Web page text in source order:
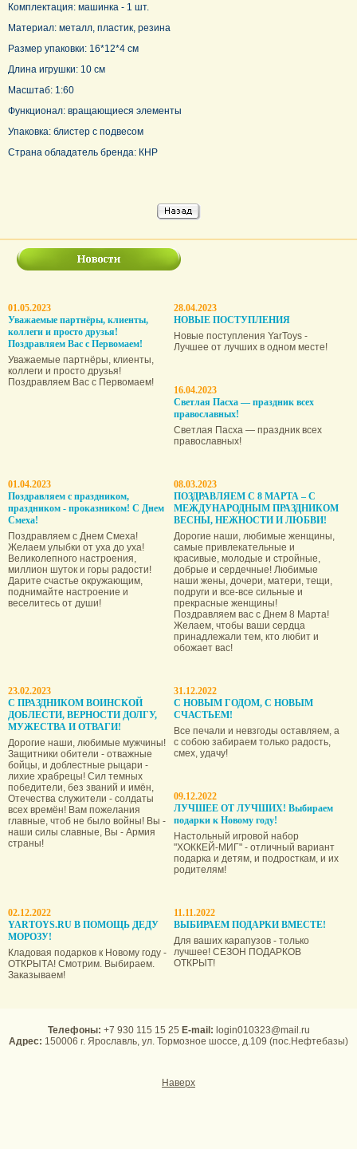
Комплектация: машинка - 1 шт.
Материал: металл, пластик, резина
Размер упаковки: 16*12*4 см
Длина игрушки: 10 см
Масштаб: 1:60
Функционал: вращающиеся элементы
Упаковка: блистер с подвесом
Страна обладатель бренда: КНР
01.05.2023
Уважаемые партнёры, клиенты,
коллеги и просто друзья!
Поздравляем Вас с Первомаем!
Уважаемые партнёры, клиенты,
коллеги и просто друзья!
Поздравляем Вас с Первомаем!
28.04.2023
НОВЫЕ ПОСТУПЛЕНИЯ
Новые поступления YarToys -
Лучшее от лучших в одном месте!
16.04.2023
Светлая Пасха — праздник всех
православных!
Светлая Пасха — праздник всех
православных!
01.04.2023
Поздравляем с праздником,
праздником - проказником! С Днем
Смеха!
Поздравляем с Днем Смеха!
Желаем улыбки от уха до уха!
Великолепного настроения,
миллион шуток и горы радости!
Дарите счастье окружающим,
поднимайте настроение и
веселитесь от души!
08.03.2023
ПОЗДРАВЛЯЕМ С 8 МАРТА – С
МЕЖДУНАРОДНЫМ ПРАЗДНИКОМ
ВЕСНЫ, НЕЖНОСТИ И ЛЮБВИ!
Дорогие наши, любимые женщины,
самые привлекательные и
красивые, молодые и стройные,
добрые и сердечные! Любимые
наши жены, дочери, матери, тещи,
подруги и все-все сильные и
прекрасные женщины!
Поздравляем вас с Днем 8 Марта!
Желаем, чтобы ваши сердца
принадлежали тем, кто любит и
обожает вас!
23.02.2023
С ПРАЗДНИКОМ ВОИНСКОЙ
ДОБЛЕСТИ, ВЕРНОСТИ ДОЛГУ,
МУЖЕСТВА И ОТВАГИ!
Дорогие наши, любимые мужчины!
Защитники обители - отважные
бойцы, и доблестные рыцари -
лихие храбрецы! Сил темных
победители, без званий и имён,
Отечества служители - солдаты
всех времён! Вам пожелания
главные, чтоб не было войны! Вы -
наши силы славные, Вы - Армия
страны!
31.12.2022
С НОВЫМ ГОДОМ, С НОВЫМ
СЧАСТЬЕМ!
Все печали и невзгоды оставляем, а
с собою забираем только радость,
смех, удачу!
09.12.2022
ЛУЧШЕЕ ОТ ЛУЧШИХ! Выбираем
подарки к Новому году!
Настольный игровой набор
"ХОККЕЙ-МИГ" - отличный вариант
подарка и детям, и подросткам, и их
родителям!
02.12.2022
YARTOYS.RU В ПОМОЩЬ ДЕДУ
МОРОЗУ!
Кладовая подарков к Новому году -
ОТКРЫТА! Смотрим. Выбираем.
Заказываем!
11.11.2022
ВЫБИРАЕМ ПОДАРКИ ВМЕСТЕ!
Для ваших карапузов - только
лучшее! СЕЗОН ПОДАРКОВ
ОТКРЫТ!
Телефоны: +7 930 115 15 25 E-mail: login010323@mail.ru
Адрес: 150006 г. Ярославль, ул. Тормозное шоссе, д.109 (пос.Нефтебазы)
Наверх